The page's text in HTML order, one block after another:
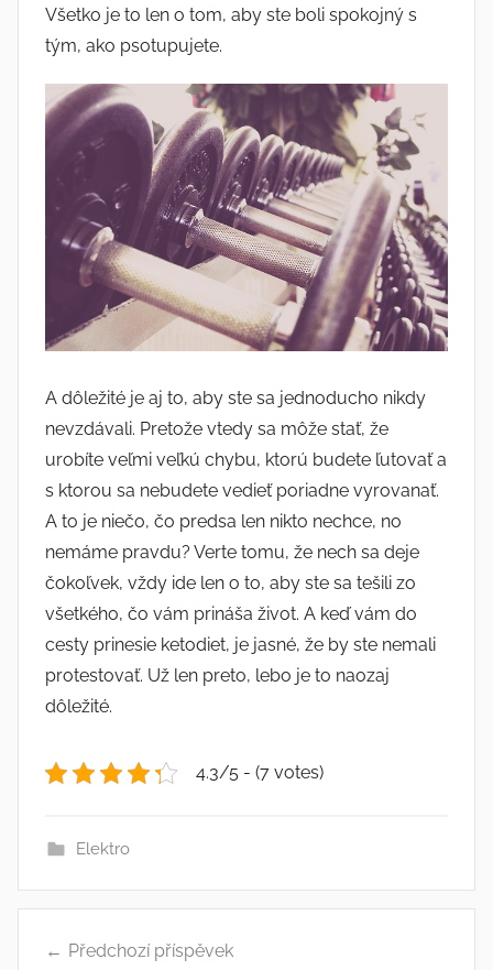
Všetko je to len o tom, aby ste boli spokojný s
tým, ako psotupujete.
A dôležité je aj to, aby ste sa jednoducho nikdy
nevzdávali. Pretože vtedy sa môže stať, že
urobíte veľmi veľkú chybu, ktorú budete ľutovať a
s ktorou sa nebudete vedieť poriadne vyrovanať.
A to je niečo, čo predsa len nikto nechce, no
nemáme pravdu? Verte tomu, že nech sa deje
čokoľvek, vždy ide len o to, aby ste sa tešili zo
všetkého, čo vám prináša život. A keď vám do
cesty prinesie ketodiet, je jasné, že by ste nemali
protestovať. Už len preto, lebo je to naozaj
dôležité.
4.3/5 - (7 votes)
Elektro
Předchozí příspěvek